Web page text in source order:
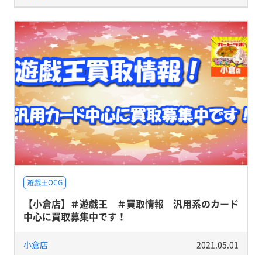
遊戯王OCG
【小倉店】＃遊戯王 ＃買取情報 汎用系のカード
中心に買取募集中です！
小倉店 2021.05.01